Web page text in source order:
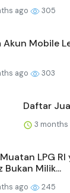
ago 305
Akun Mobile
ago 303
Daftar
3 months
LPG
Bukan Milik...
ago 245